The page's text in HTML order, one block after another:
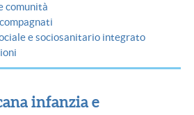
comunità
e sociosanitario integrato
infanzia e